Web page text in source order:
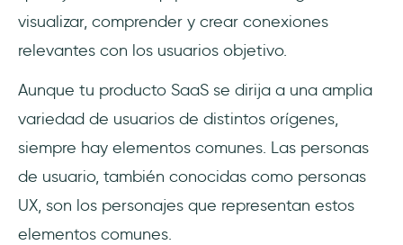
visualizar, comprender y crear conexiones
relevantes con los usuarios objetivo.
Aunque tu producto SaaS se dirija a una amplia
variedad de usuarios de distintos orígenes,
siempre hay elementos comunes. Las personas
de usuario, también conocidas como personas
UX, son los personajes que representan estos
elementos comunes.